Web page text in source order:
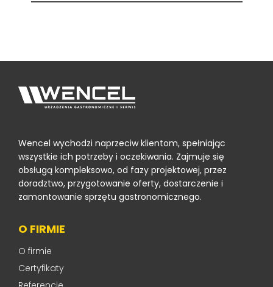
Wencel wychodzi naprzeciw klientom, spełniając
wszystkie ich potrzeby i oczekiwania. Zajmuje się
obsługą kompleksowo, od fazy projektowej, przez
doradztwo, przygotowanie oferty, dostarczenie i
zamontowanie sprzętu gastronomicznego.
O FIRMIE
O firmie
Certyfikaty